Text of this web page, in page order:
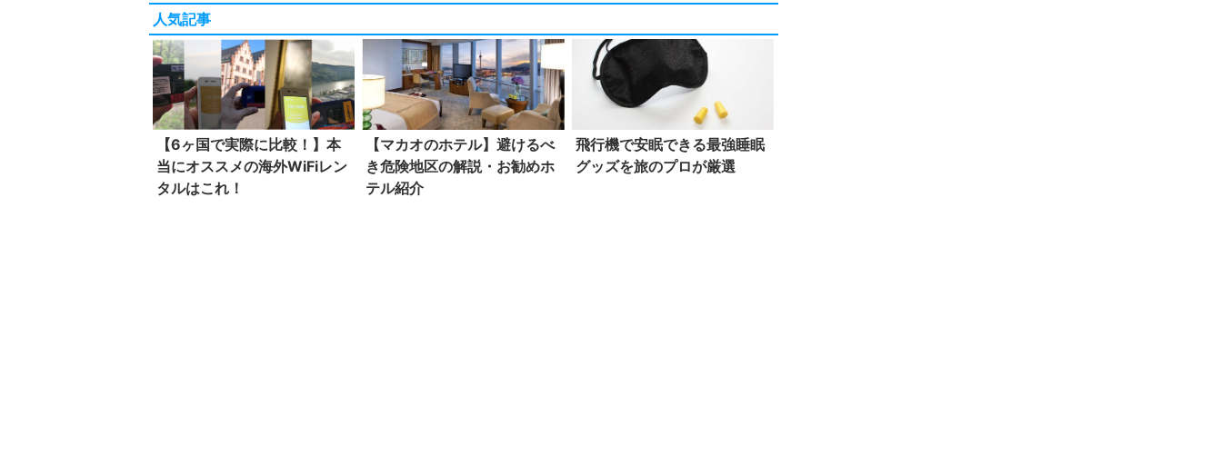
人気記事
【6ヶ国で実際に比較！】本
当にオススメの海外WiFiレン
タルはこれ！
【マカオのホテル】避けるべ
き危険地区の解説・お勧めホ
テル紹介
飛行機で安眠できる最強睡眠
グッズを旅のプロが厳選